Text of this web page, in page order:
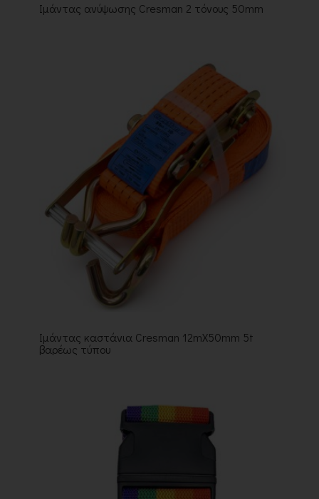
Ιμάντας ανύψωσης Cresman 2 τόνους 50mm
Ιμάντας καστάνια Cresman 12mX50mm 5t
βαρέως τύπου